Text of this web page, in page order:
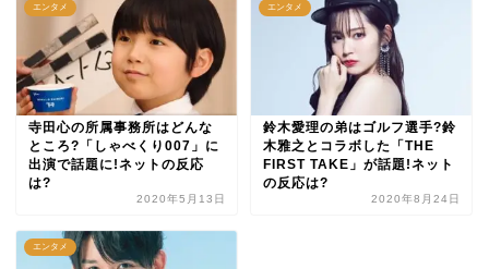
エンタメ
寺田心の所属事務所はどんな
ところ?「しゃべくり007」に
出演で話題に!ネットの反応
は?
2020年5月13日
エンタメ
鈴木愛理の弟はゴルフ選手?鈴
木雅之とコラボした「THE
FIRST TAKE」が話題!ネット
の反応は?
2020年8月24日
エンタメ